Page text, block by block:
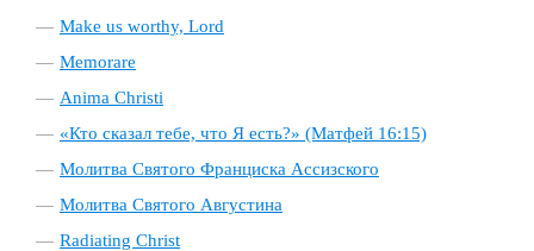
Make us worthy, Lord
Memorare
Anima Christi
«Кто сказал тебе, что Я есть?» (Матфей 16:15)
Молитва Святого Франциска Ассизского
Молитва Святого Августина
Radiating Christ